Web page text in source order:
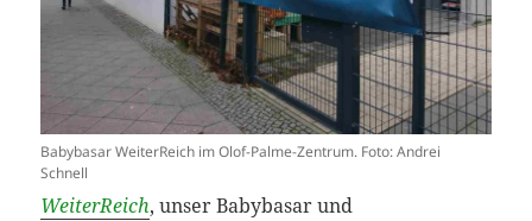
Babybasar WeiterReich im Olof-Palme-Zentrum. Foto: Andrei
Schnell
WeiterReich, unser Babybasar und